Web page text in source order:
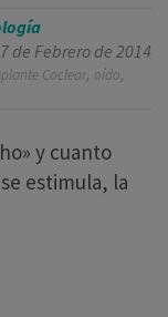
de Febrero de 2014
Coclear, oído,
y cuanto
estimula, la